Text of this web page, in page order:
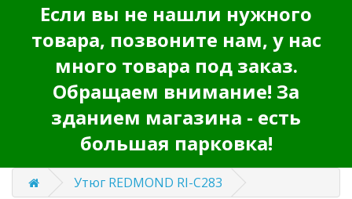
Если вы не нашли нужного
товара, позвоните нам, у нас
много товара под заказ.
Обращаем внимание! За
зданием магазина - есть
большая парковка!
Утюг REDMOND RI-C283